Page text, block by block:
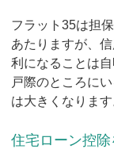
フラット35は担
あたりますが、
利になることは
戸際のところに
は大きくなります
住宅ローン控